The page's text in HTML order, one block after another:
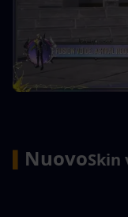
NuovoSkin